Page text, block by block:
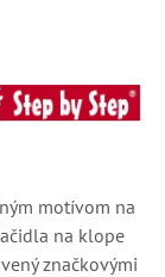
motívom na
na klope
značkovými